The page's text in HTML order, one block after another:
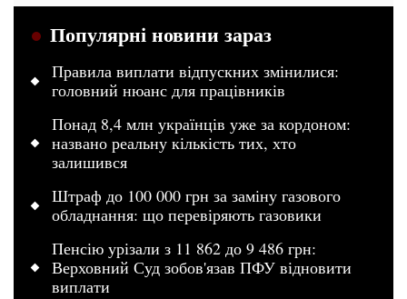
Популярні новини зараз
Правила виплати відпускних змінилися:
головний нюанс для працівників
Понад 8,4 млн українців уже за кордоном:
названо реальну кількість тих, хто
залишився
Штраф до 100 000 грн за заміну газового
обладнання: що перевіряють газовики
Пенсію урізали з 11 862 до 9 486 грн:
Верховний Суд зобов'язав ПФУ відновити
виплати